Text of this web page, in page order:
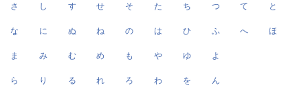
さ し す せ そ た ち つ て と
な に ぬ ね の は ひ ふ へ ほ
ま み む め も や ゆ よ
ら り る れ ろ わ を ん